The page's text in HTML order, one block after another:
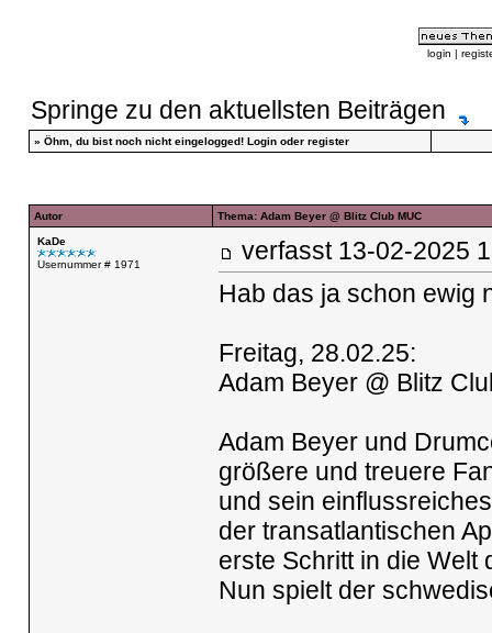
login |
Springe zu den aktuellsten Beiträgen
» Öhm, du bist noch nicht eingelogged! Loginoder register
Autor Thema: Adam Beyer @ Blitz Club MUC
KaDe
Usernummer # 1971
verfasst 13-02-
Hab das ja schon ewig
Freitag, 28.02.25:
Adam Beyer @ Blitz
Adam Beyer und
größere und treuere
und sein
der transatlantischen
erste Schritt in die Welt
Nun spielt der